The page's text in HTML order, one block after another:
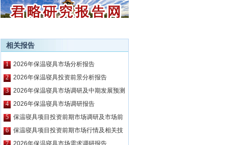
相关报告
1
2026年保温寝具市场分析报告
2
2026年保温寝具投资前景分析报告
3
2026年保温寝具市场调研及中期发展预测
报告
4
2026年保温寝具市场调研报告
5
保温寝具项目投资前期市场调研及市场前
景预测报告
6
保温寝具项目投资前期市场行情及相关技
术调研报告
7
2026年保温寝具市场需求调研报告